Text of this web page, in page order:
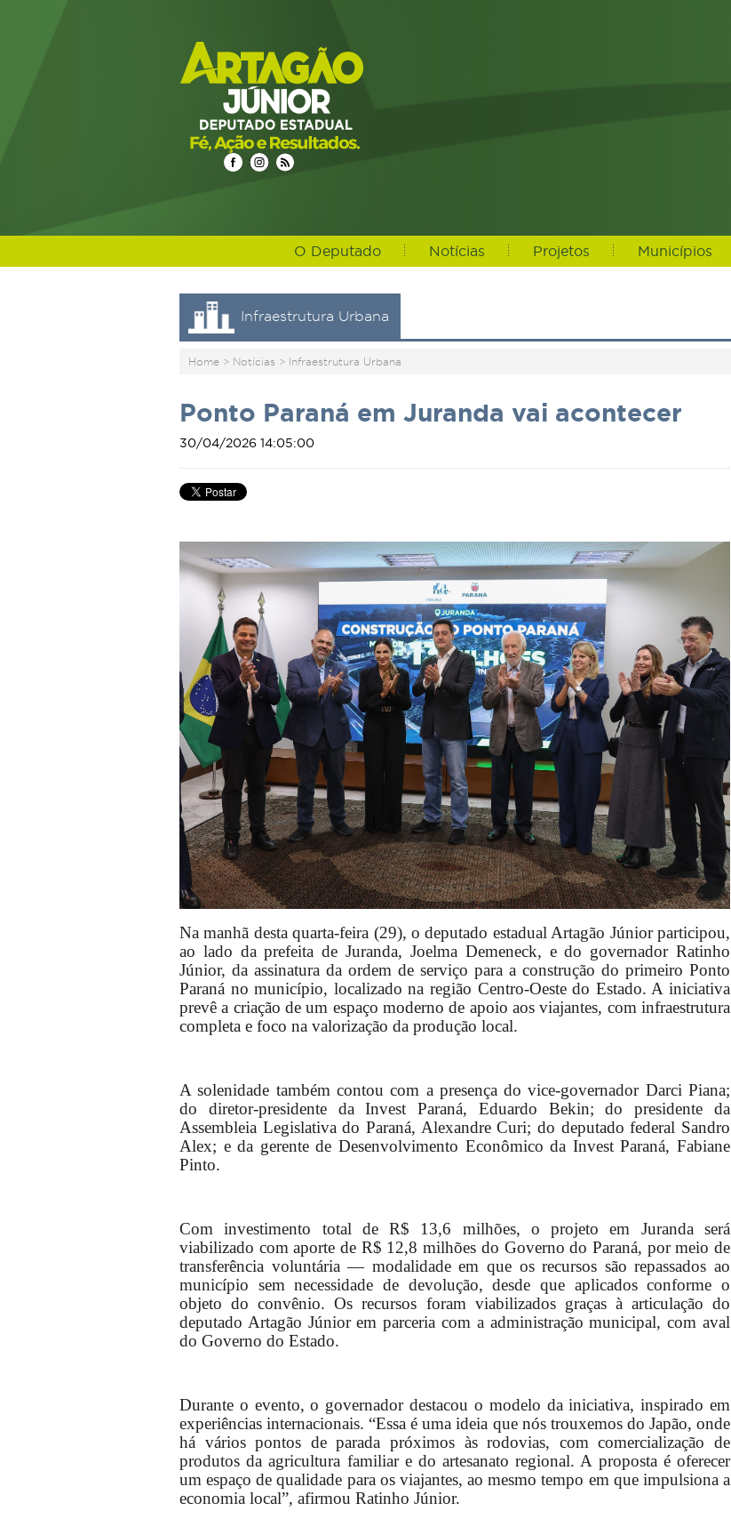
O Deputado Notícias Projetos Municípios
Infraestrutura Urbana
Home > Notícias > Infraestrutura Urbana
Ponto Paraná em Juranda vai acontecer
30/04/2026 14:05:00
Na manhã desta quarta-feira (29), o deputado estadual Artagão Júnior participou,
ao lado da prefeita de Juranda, Joelma Demeneck, e do governador Ratinho
Júnior, da assinatura da ordem de serviço para a construção do primeiro Ponto
Paraná no município, localizado na região Centro-Oeste do Estado. A iniciativa
prevê a criação de um espaço moderno de apoio aos viajantes, com infraestrutura
completa e foco na valorização da produção local.
A solenidade também contou com a presença do vice-governador Darci Piana;
do diretor-presidente da Invest Paraná, Eduardo Bekin; do presidente da
Assembleia Legislativa do Paraná, Alexandre Curi; do deputado federal Sandro
Alex; e da gerente de Desenvolvimento Econômico da Invest Paraná, Fabiane
Pinto.
Com investimento total de R$ 13,6 milhões, o projeto em Juranda será
viabilizado com aporte de R$ 12,8 milhões do Governo do Paraná, por meio de
transferência voluntária — modalidade em que os recursos são repassados ao
município sem necessidade de devolução, desde que aplicados conforme o
objeto do convênio. Os recursos foram viabilizados graças à articulação do
deputado Artagão Júnior em parceria com a administração municipal, com aval
do Governo do Estado.
Durante o evento, o governador destacou o modelo da iniciativa, inspirado em
experiências internacionais. “Essa é uma ideia que nós trouxemos do Japão, onde
há vários pontos de parada próximos às rodovias, com comercialização de
produtos da agricultura familiar e do artesanato regional. A proposta é oferecer
um espaço de qualidade para os viajantes, ao mesmo tempo em que impulsiona a
economia local”, afirmou Ratinho Júnior.